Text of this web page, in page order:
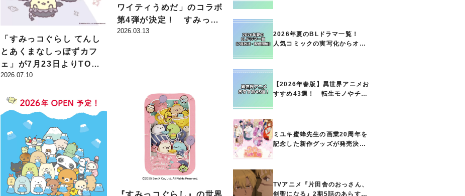
「すみっコぐらし てんし
とあくまなしっぽずカフ
ェ」が7月23日よりTOWE
R RECORDS CAFE 表参
装のすみっコたちのメニュ
ーやグッズが登場!!
2026.07.10
ワイティうめだ」のコラボ
第4弾が決定！ すみっコ
たちとのお花見が楽しめる
2026.03.13
『すみっコぐらし』の世界
2026年夏のBLドラマ一覧！
人気コミックの実写化からオリ
【2026年春版】異世界アニメお
すすめ43選！ 転生モノやチー
ミユキ蜜蜂先生の画業20周年を
記念した新作グッズが発売決
ら、ときめくアイテムが登場♪
TVアニメ『片田舎のおっさん、
剣聖になる』2期5話のあらすじ